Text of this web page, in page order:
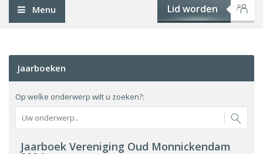
Lid worden
Menu
Jaarboeken
Op welke onderwerp wilt u zoeken?:
Jaarboek Vereniging Oud Monnickendam